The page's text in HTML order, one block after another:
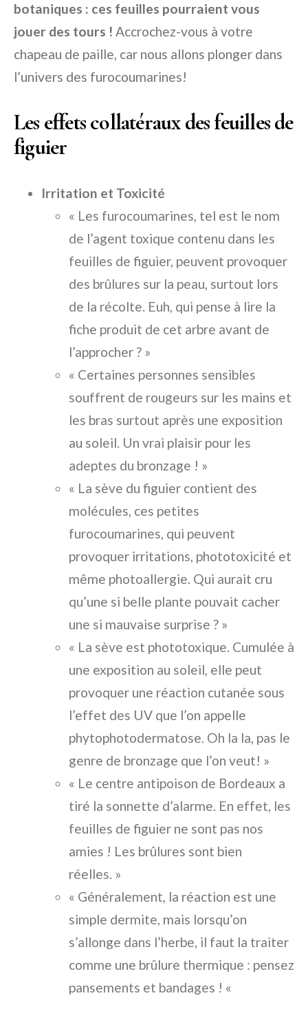
botaniques : ces feuilles pourraient vous
jouer des tours ! Accrochez-vous à votre
chapeau de paille, car nous allons plonger dans
l’univers des furocoumarines!
Les effets collatéraux des feuilles de
figuier
Irritation et Toxicité
« Les furocoumarines, tel est le nom
de l’agent toxique contenu dans les
feuilles de figuier, peuvent provoquer
des brûlures sur la peau, surtout lors
de la récolte. Euh, qui pense à lire la
fiche produit de cet arbre avant de
l’approcher ? »
« Certaines personnes sensibles
souffrent de rougeurs sur les mains et
les bras surtout après une exposition
au soleil. Un vrai plaisir pour les
adeptes du bronzage ! »
« La sève du figuier contient des
molécules, ces petites
furocoumarines, qui peuvent
provoquer irritations, phototoxicité et
même photoallergie. Qui aurait cru
qu’une si belle plante pouvait cacher
une si mauvaise surprise ? »
« La sève est phototoxique. Cumulée à
une exposition au soleil, elle peut
provoquer une réaction cutanée sous
l’effet des UV que l’on appelle
phytophotodermatose. Oh la la, pas le
genre de bronzage que l’on veut! »
« Le centre antipoison de Bordeaux a
tiré la sonnette d’alarme. En effet, les
feuilles de figuier ne sont pas nos
amies ! Les brûlures sont bien
réelles. »
« Généralement, la réaction est une
simple dermite, mais lorsqu’on
s’allonge dans l’herbe, il faut la traiter
comme une brûlure thermique : pensez
pansements et bandages ! «